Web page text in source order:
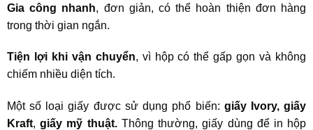
Gia công nhanh, đơn giản, có thể hoàn thiện đơn hàng
trong thời gian ngắn.
Tiện lợi khi vận chuyển, vì hộp có thể gấp gọn và không
chiếm nhiều diện tích.
Một số loại giấy được sử dụng phổ biến: giấy Ivory, giấy
Kraft,giấy mỹ thuật. Thông thường, giấy dùng để in hộp